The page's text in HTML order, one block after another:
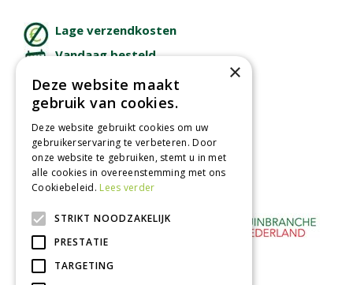
Lage verzendkosten
Vandaag besteld
Afhalen in tuincentrum
Betaal veilig
met iDeal - Wero
×
Deze website maakt
gebruik van cookies.
Deze website gebruikt cookies om uw
gebruikerservaring te verbeteren. Door
onze website te gebruiken, stemt u in met
alle cookies in overeenstemming met ons
Cookiebeleid. Lees verder
STRIKT NOODZAKELIJK
PRESTATIE
TARGETING